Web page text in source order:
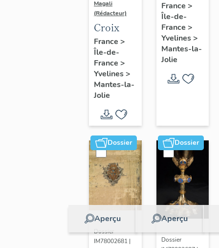
Magali
(Rédacteur)
Croix
France >
Île-de-
France >
Yvelines>
Mantes-la-
Jolie
: la
Ronde
France >
Île-de-
France >
Yvelines>
Mantes-la-
Jolie
Dossier
Aperçu
Dossier
IM78002681 |
Dossier
Aperçu
Dossier